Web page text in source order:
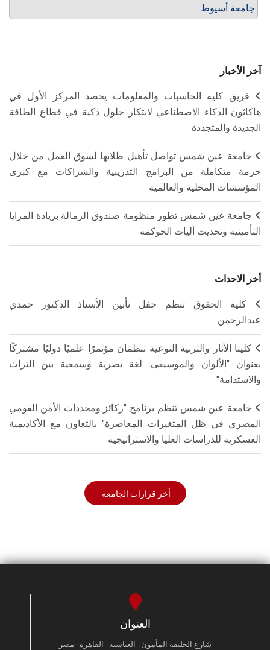
جامعة أسيوط
آخر الأخبار
فريق كلية الحاسبات والمعلومات يحصد المركز الأول في
هاكاثون الذكاء الاصطناعي لابتكار حلول ذكية في قطاع الطاقة
الجديدة والمتجددة
جامعة عين شمس تواصل تأهيل طلابها لسوق العمل من خلال
حزمة متكاملة من البرامج التدريبية والشراكات مع كبرى
المؤسسات المحلية والعالمية
جامعة عين شمس تطور منظومة صندوق الزمالة بزيادة المزايا
التأمينية وتحديث آليات الحوكمة
أخر الاحداث
كلية الحقوق تنظم حفل تأبين الأستاذ الدكتور حمدي
عبدالرحمن
كليتا الآثار والتربية النوعية تنظمان مؤتمرًا علميًا دوليًا مشتركًا
بعنوان "الألوان والموسيقى: لغة بصرية وسمعية بين التراث
والاستدامة"
جامعة عين شمس تنظم برنامج "ركائز ومحددات الأمن القومي
المصري في ظل المتغيرات المعاصرة" بالتعاون مع الأكاديمية
العسكرية للدراسات العليا والاستراتيجية
أخر قرارات الجامعة
العنوان
شارع الخليفة المأمون - العباسية - القاهرة - مصر